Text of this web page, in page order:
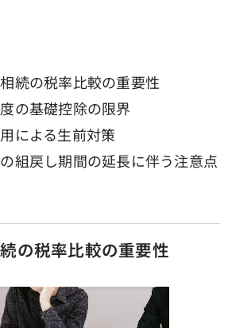
続の税率比較の重要性
の基礎控除の限界
による生前対策
組戻し期間の延長に伴う注意点
の税率比較の重要性